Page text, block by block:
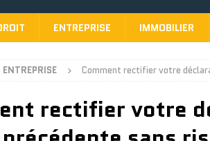
ENTREPRISE IMMOBILIER
ENTREPRISE Comment rectifier votre
rectifier votre